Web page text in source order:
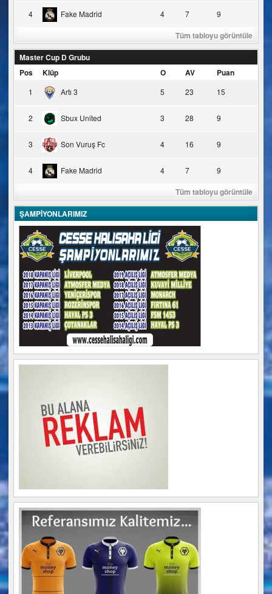
4 Fake Madrid 4 7 9
Tüm tabloyu görüntüle
Master Cup D Grubu
Pos
Klüp O AV Puan
1 Artı 3 5 23 15
2 Sbux United 3 28 9
3 Son Vuruş Fc 4 16 9
4 Fake Madrid 4 7 9
Tüm tabloyu görüntüle
ŞAMPİYONLARIMIZ